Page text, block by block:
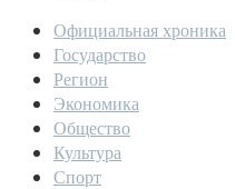
Официальная хроника
Государство
Регион
Экономика
Общество
Культура
Спорт